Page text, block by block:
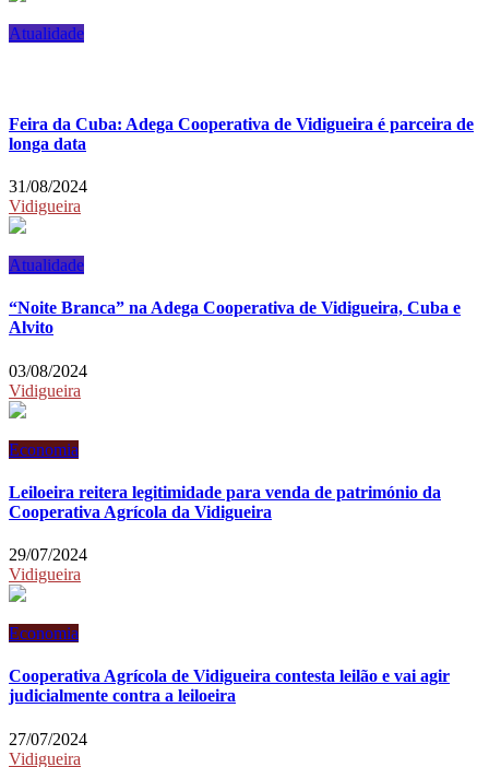
Atualidade
Feira da Cuba: Adega Cooperativa de Vidigueira é parceira de
longa data
31/08/2024
Vidigueira
Atualidade
“Noite Branca” na Adega Cooperativa de Vidigueira, Cuba e
Alvito
03/08/2024
Vidigueira
Economia
Leiloeira reitera legitimidade para venda de património da
Cooperativa Agrícola da Vidigueira
29/07/2024
Vidigueira
Economia
Cooperativa Agrícola de Vidigueira contesta leilão e vai agir
judicialmente contra a leiloeira
27/07/2024
Vidigueira